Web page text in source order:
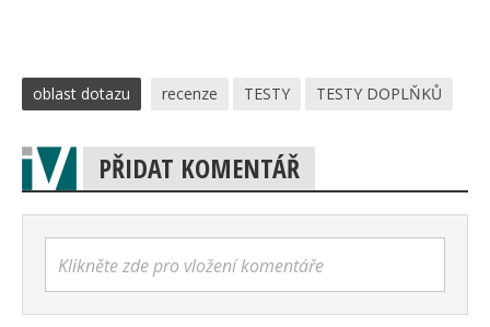
oblast dotazu recenze TESTY TESTY DOPLŇKŮ
PŘIDAT KOMENTÁŘ
Klikněte zde pro vložení komentáře